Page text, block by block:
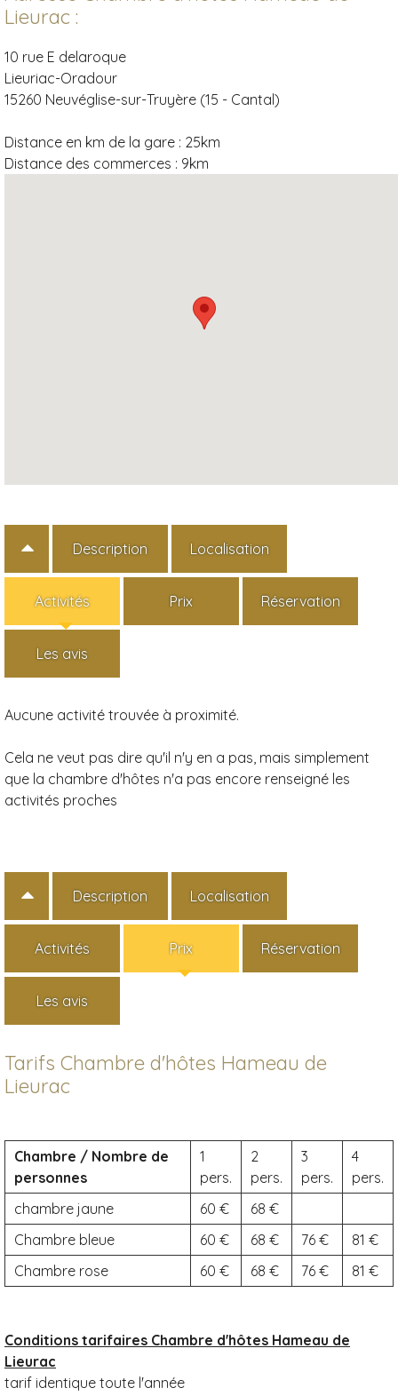
Lieurac :
10 rue E delaroque
Lieuriac-Oradour
15260 Neuvéglise-sur-Truyère (15 - Cantal)
Distance en km de la gare : 25km
Distance des commerces : 9km
Description Localisation
Activités Prix Réservation
Les avis
Aucune activité trouvée à proximité.
Cela ne veut pas dire qu'il n'y en a pas, mais simplement
que la chambre d'hôtes n'a pas encore renseigné les
activités proches
Description Localisation
Activités Prix Réservation
Les avis
Tarifs Chambre d'hôtes Hameau de
Lieurac
Chambre / Nombre de
personnes
1
pers.
2
pers.
3
pers.
4
pers.
chambre jaune
60
68
Chambre bleue
60 68 76
81
Chambre rose
60 68 76 81
Conditions tarifaires Chambre d'hôtes Hameau de
Lieurac
tarif identique toute l'année